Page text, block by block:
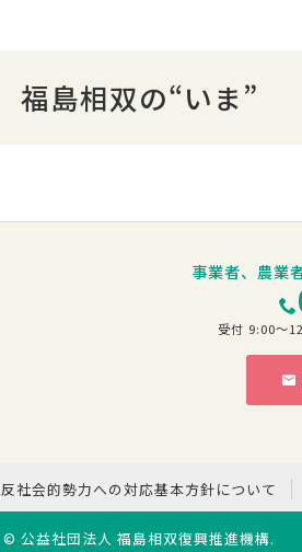
福島相双の“いま”
事業者、農業
受付 9:00～
反社会的勢力への対応基本方針について
© 公益社団法人 福島相双復興推進機構.